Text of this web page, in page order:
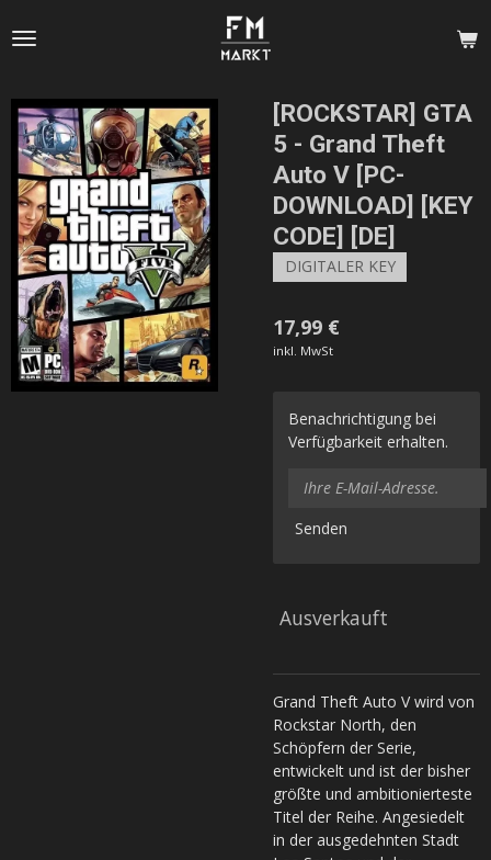
Hauptinhalt
[ROCKSTAR] GTA
5 - Grand Theft
Auto V [PC-
DOWNLOAD] [KEY
CODE] [DE]
DIGITALER KEY
17,99 €
inkl. MwSt
Benachrichtigung bei
Verfügbarkeit erhalten.
Senden
Ausverkauft
Grand Theft Auto V wird von
Rockstar North, den
Schöpfern der Serie,
entwickelt und ist der bisher
größte und ambitionierteste
Titel der Reihe. Angesiedelt
in der ausgedehnten Stadt